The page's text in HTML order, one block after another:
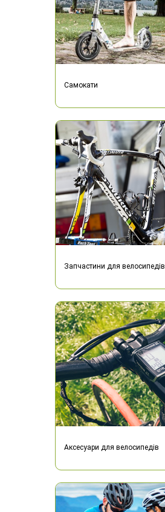
Самокати
Запчастини для велосипедів
Аксесуари для велосипедів